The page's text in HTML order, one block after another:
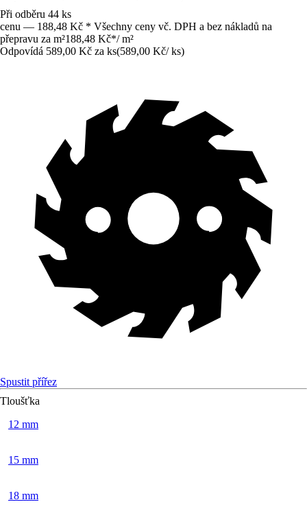
Při odběru 44 ks
cenu — 188,48 Kč * Všechny ceny vč. DPH a bez nákladů na
přepravu za m²188,48 Kč*/ m²
Odpovídá 589,00 Kč za ks(589,00 Kč/ ks)
Spustit přířez
Tloušťka
12 mm
15 mm
18 mm